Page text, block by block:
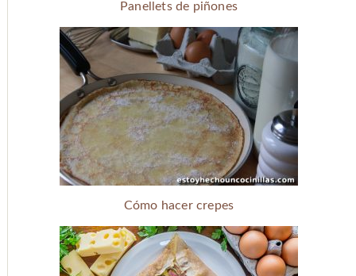
Panellets de piñones
Cómo hacer crepes